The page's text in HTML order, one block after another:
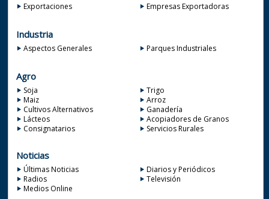
Exportaciones Empresas Exportadoras
Industria
Aspectos Generales Parques Industriales
Agro
Soja
Trigo
Maiz
Arroz
Cultivos Alternativos
Ganadería
Lácteos
Acopiadores de Granos
Consignatarios
Servicios Rurales
Noticias
Últimas Noticias
Diarios y Periódicos
Radios
Televisión
Medios Online